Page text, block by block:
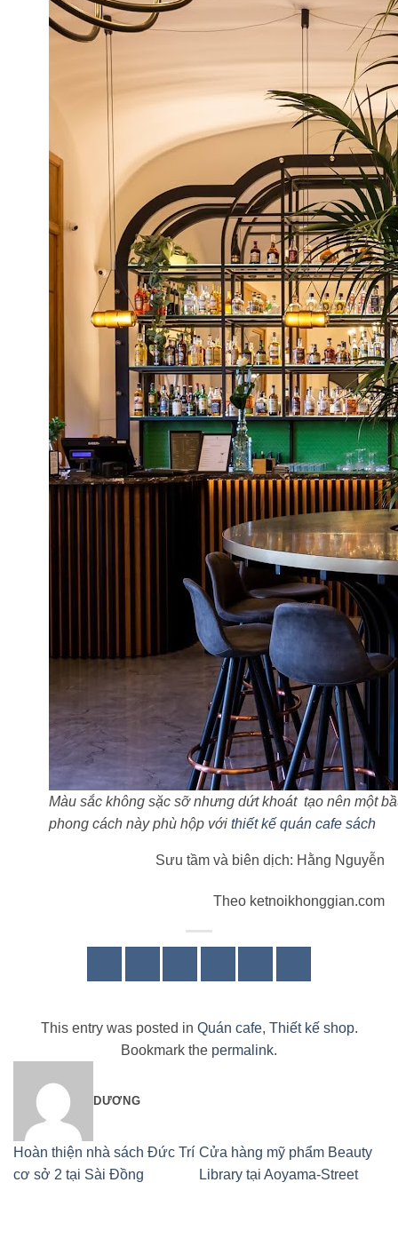
Màu sắc không sặc sỡ nhưng dứt khoát tạo nên một
phong cách này phù hộp với thiết kế quán cafe sách
Sưu tầm và biên dịch: Hằng Nguyễn
Theo ketnoikhonggian.com
This entry was posted in Quán cafe, Thiết kế shop.
Bookmark the permalink.
DƯƠNG
Hoàn thiện nhà sách Đức Trí
cơ sở 2 tại Sài Đồng
Cửa hàng mỹ phẩm Beauty
Library tại Aoyama-Street